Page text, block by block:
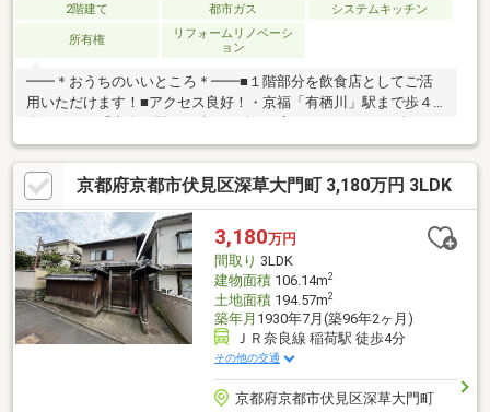
2階建て 都市ガス システムキッチン
所有権
リフォームリノベーシ
ョン
━━＊おうちのいいところ＊━━■１階部分を飲食店としてご活
用いただけます！■アクセス良好！・京福「有栖川」駅まで歩４
り！【令和２年６月リフォーム内容】□１階…店舗全面改装・洗面
台新設・シャッター新設など□２階…畳表替え・襖新調・クロス新
調など【令和４年４月】□１階…西側玄関竹塀造作、設い一式・防
犯カメラ２カ所設置□２階：エアコン設置・提灯設置‐‐‐‐‐‐‐‐‐‐【お
買い物施設】・セブンイレブン…歩１分・スギ薬局…歩４分・フレ
スコ…歩６分・イオンスタイル嵯峨野小町…歩３分‐‐‐‐‐‐‐‐‐‐
京都府京都市伏見区深草大門町 3,180万円 3LDK
3,180万円
間取り 3LDK
建物面積106.14m2
土地面積194.57m2
築年月 1930年7月(築96年2ヶ月)
ＪＲ奈良線 稲荷駅 徒歩4分
その他の交通
京都府京都市伏見区深草大門町